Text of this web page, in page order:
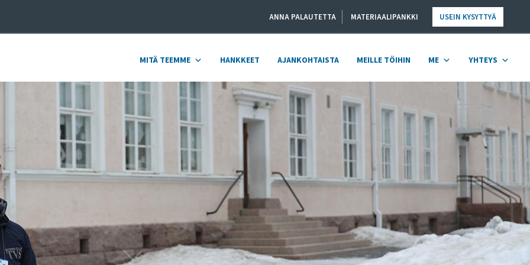
ANNA PALAUTETTA MATERIAALIPANKKI USEIN KYSYTTYÄ
MITÄ TEEMME HANKKEET AJANKOHTAISTA MEILLE TÖIHIN ME YHTEYS